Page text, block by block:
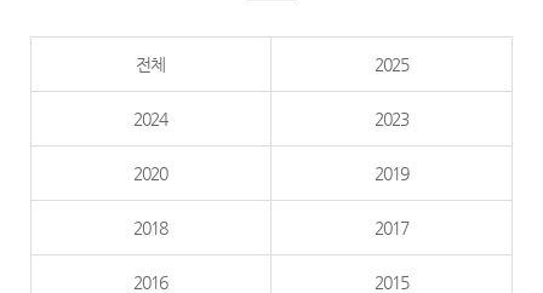
전체 2025
2024 2023
2020 2019
2018 2017
2016 2015